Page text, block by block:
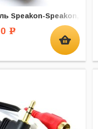
Speakon-Speakon, 10 м
Р